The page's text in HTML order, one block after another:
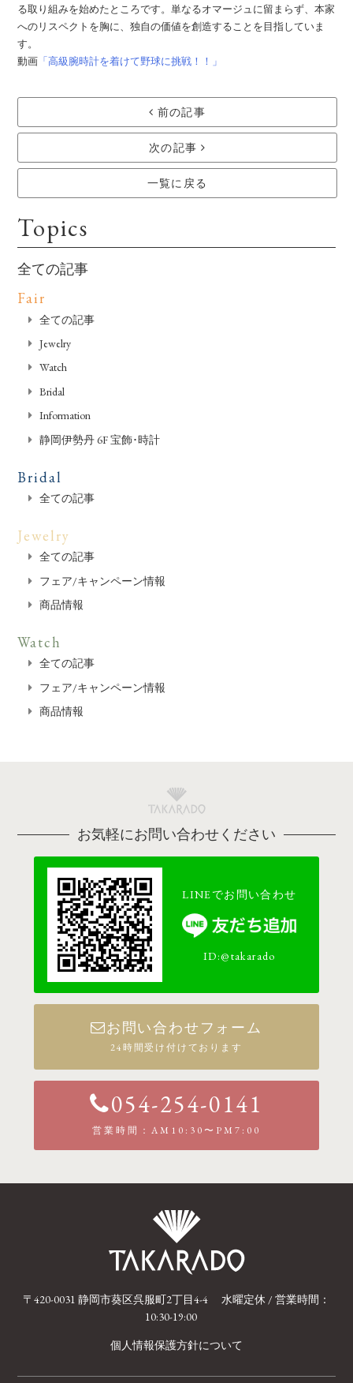
る取り組みを始めたところです。単なるオマージュに留まらず、本家
へのリスペクトを胸に、独自の価値を創造することを目指していま
す。
動画 「高級腕時計を着けて野球に挑戦！！」
前の記事
次の記事
一覧に戻る
Topics
全ての記事
Fair
全ての記事
Jewelry
Watch
Bridal
Information
静岡伊勢丹 6F 宝飾･時計
Bridal
全ての記事
Jewelry
全ての記事
フェア/キャンペーン情報
商品情報
Watch
全ての記事
フェア/キャンペーン情報
商品情報
お気軽にお問い合わせください
LINEでお問い合わせ
ID:@takarado
お問い合わせフォーム
24時間受け付けております
054-254-0141
営業時間：AM10:30〜PM7:00
〒420-0031 静岡市葵区呉服町2丁目4-4
水曜定休 / 営業時間：
10:30-19:00
個人情報保護方針について